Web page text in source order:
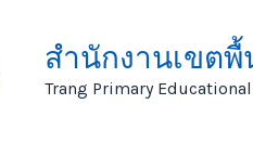
สำนักงานเขต
Trang Primary